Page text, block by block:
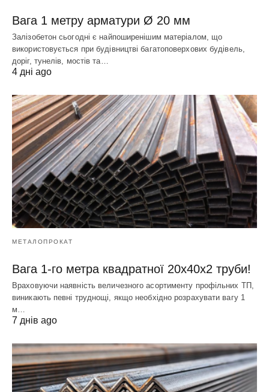
Вага 1 метру арматури Ø 20 мм
Залізобетон сьогодні є найпоширенішим матеріалом, що
використовується при будівництві багатоповерхових будівель,
доріг, тунелів, мостів та…
4 дні ago
МЕТАЛОПРОКАТ
Вага 1-го метра квадратної 20х40х2 труби!
Враховуючи наявність величезного асортименту профільних ТП,
виникають певні труднощі, якщо необхідно розрахувати вагу 1
м…
7 днів ago